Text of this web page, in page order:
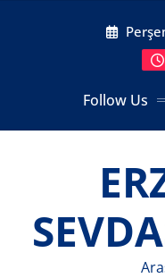
Follow Us